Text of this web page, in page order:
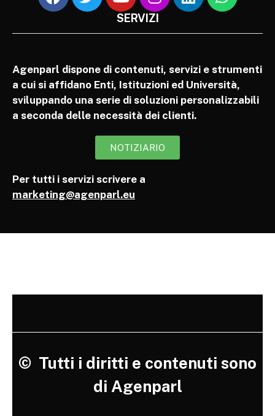
SERVIZI
Agenparl dispone di contenuti, servizi e strumenti
a cui si affidano Enti, Istituzioni ed Università,
sviluppando una serie di soluzioni personalizzabili
a seconda delle necessità dei clienti.
NOTIZIARIO
Per tutti i servizi scrivere a
marketing@agenparl.eu
© Tutti i diritti e contenuti sono
di Agenparl